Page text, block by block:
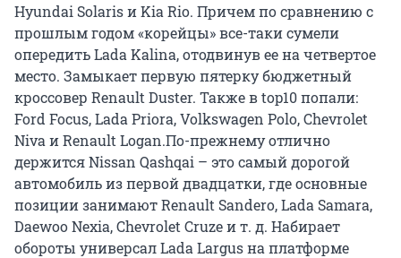
Hyundai Solaris и Kia Rio. Причем по сравнению с
прошлым годом «корейцы» все-таки сумели
опередить Lada Kalina, отодвинув ее на четвертое
место. Замыкает первую пятерку бюджетный
кроссовер Renault Duster. Также в top10 попали:
Ford Focus, Lada Priora, Volkswagen Polo, Chevrolet
Niva и Renault Logan.По-прежнему отлично
держится Nissan Qashqai – это самый дорогой
автомобиль из первой двадцатки, где основные
позиции занимают Renault Sandero, Lada Samara,
Daewoo Nexia, Chevrolet Cruze и т. д. Набирает
обороты универсал Lada Largus на платформе